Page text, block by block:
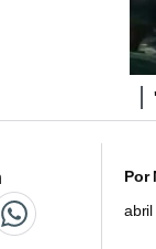
Por
abril